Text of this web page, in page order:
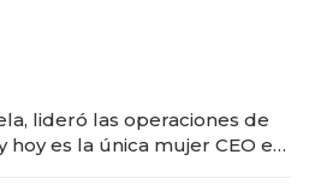
lideró las operaciones de
hoy es la única mujer CEO en